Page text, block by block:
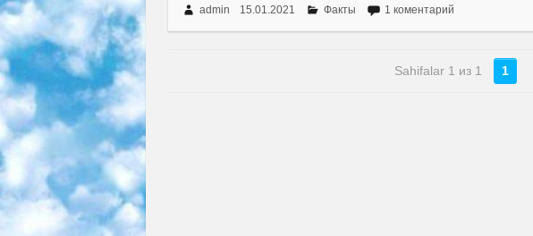
admin 15.01.2021 Факты 1 коментарий
Sahifalar 1 из 1 1